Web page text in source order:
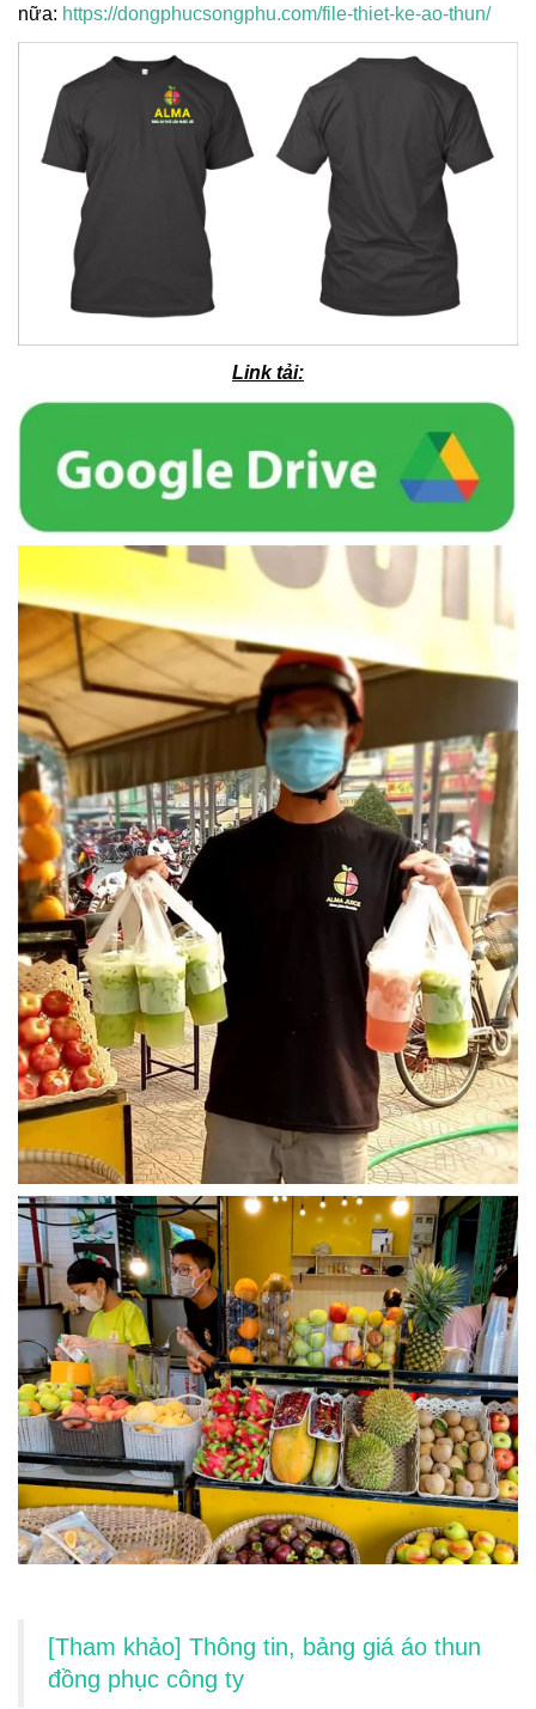
nữa: https://dongphucsongphu.com/file-thiet-ke-ao-thun/
Link tải:
[Tham khảo] Thông tin, bảng giá áo thun
đồng phục công ty